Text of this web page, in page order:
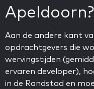
Apeldoorn?
Aan de andere kant
opdrachtgevers die
wervingstijden
ervaren developer),
in de Randstad en